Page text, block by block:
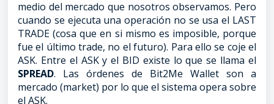
medio del mercado que nosotros observamos. Pero
cuando se ejecuta una operación no se usa el LAST
TRADE (cosa que en si mismo es imposible, porque
fue el último trade, no el futuro). Para ello se coje el
ASK. Entre el ASK y el BID existe lo que se llama el
SPREAD. Las órdenes de Bit2Me Wallet son a
mercado (market) por lo que el sistema opera sobre
el ASK.